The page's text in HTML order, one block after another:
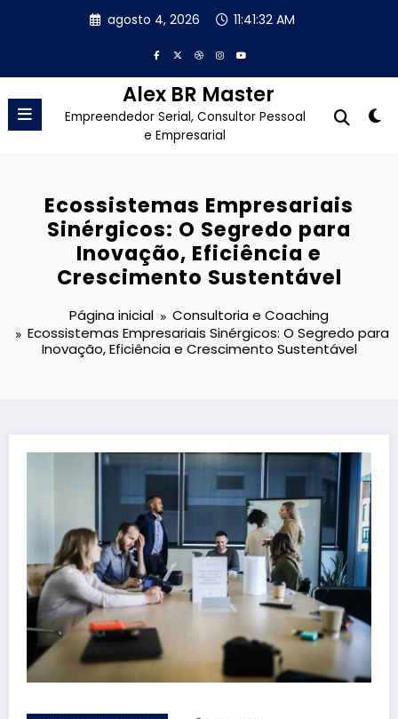
agosto 4, 2026 11:41:33 AM
Alex BR Master
Empreendedor Serial, Consultor Pessoal
e Empresarial
Ecossistemas Empresariais
Sinérgicos: O Segredo para
Inovação, Eficiência e
Crescimento Sustentável
Página inicial
Consultoria e Coaching
Ecossistemas Empresariais Sinérgicos: O Segredo para
Inovação, Eficiência e Crescimento Sustentável